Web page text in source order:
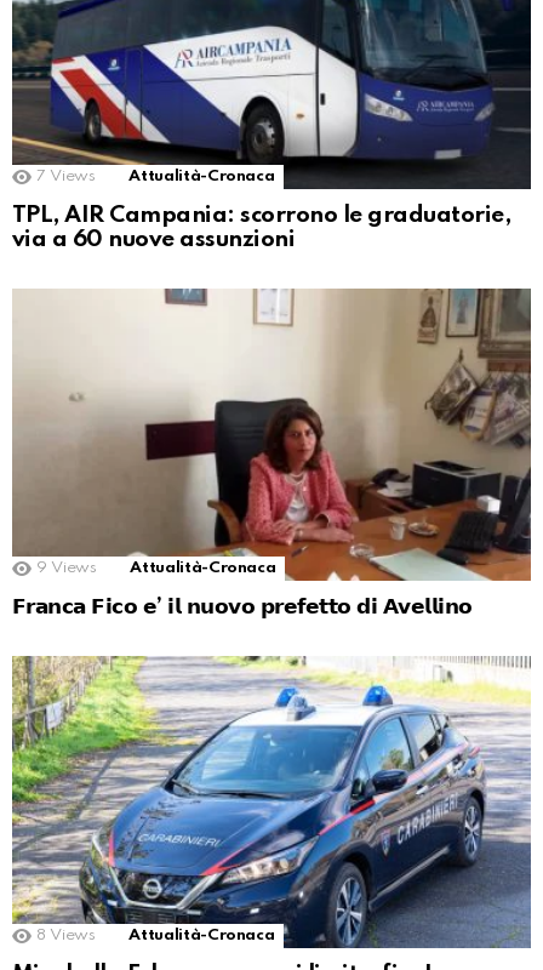
7 Views Attualità-Cronaca
TPL, AIR Campania: scorrono le graduatorie,
via a 60 nuove assunzioni
9 Views Attualità-Cronaca
𝗙𝗿𝗮𝗻𝗰𝗮 𝗙𝗶𝗰𝗼 𝗲’ 𝗶𝗹 𝗻𝘂𝗼𝘃𝗼 𝗽𝗿𝗲𝗳𝗲𝘁𝘁𝗼 𝗱𝗶 𝗔𝘃𝗲𝗹𝗹𝗶𝗻𝗼
8 Views Attualità-Cronaca